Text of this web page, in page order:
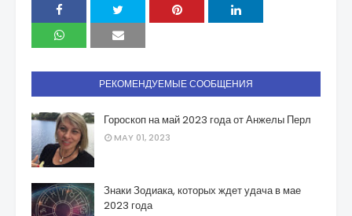
РЕКОМЕНДУЕМЫЕ СООБЩЕНИЯ
Гороскоп на май 2023 года от Анжелы Перл
MAY 01, 2023
Знаки Зодиака, которых ждет удача в мае
2023 года